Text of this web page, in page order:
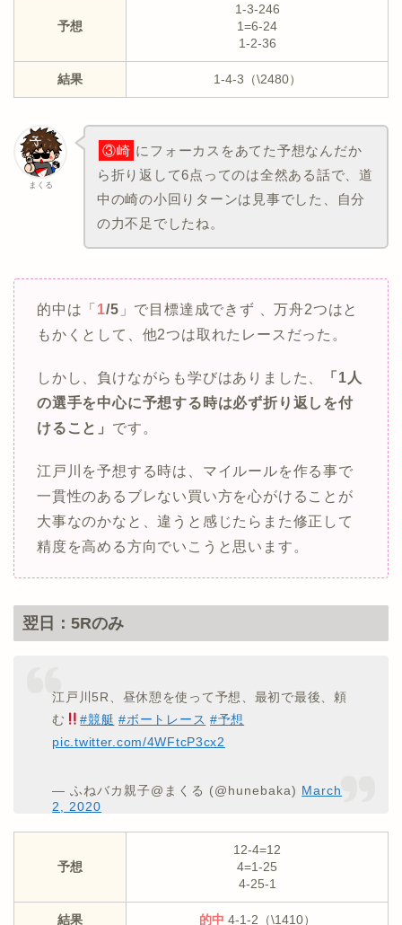
予想
1-3-246
1=6-24
1-2-36
結果 1-4-3（\2480）
まくる
③崎 にフォーカスをあてた予想なんだか
ら折り返して6点ってのは全然ある話で、道
中の崎の小回りターンは見事でした、自分
の力不足でしたね。
的中は「 1/5 」で目標達成できず 、万舟2つはと
もかくとして、他2つは取れたレースだった。
しかし、負けながらも学びはありました、
「1人
の選手を中心に予想する時は必ず折り返しを付
けること」 です。
江戸川を予想する時は、マイルールを作る事で
一貫性のあるブレない買い方を心がけることが
大事なのかなと、違うと感じたらまた修正して
精度を高める方向でいこうと思います。
翌日：5Rのみ
江戸川5R、昼休憩を使って予想、最初で最後、頼
む
#競艇 #ボートレース #予想
pic.twitter.com/4WFtcP3cx2
— ふねバカ親子@まくる (@hunebaka) March
2, 2020
予想
12-4=12
4=1-25
4-25-1
結果 的中 4-1-2（\1410）